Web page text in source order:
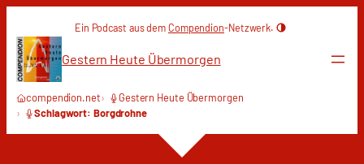
Inhalt
springen
Ein Podcast aus dem Compendion-Netzwerk.
Gestern Heute Übermorgen
compendion.net
Gestern Heute Übermorgen
Schlagwort: Borgdrohne